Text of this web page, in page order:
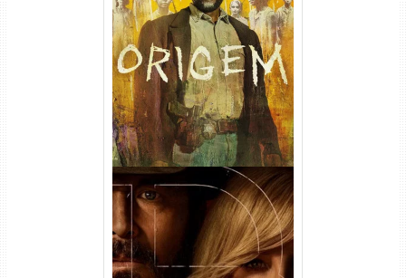
Origem 4ª Temporada Torrent
(2026) WEB-DL 1080p/4K
Dual Áudio